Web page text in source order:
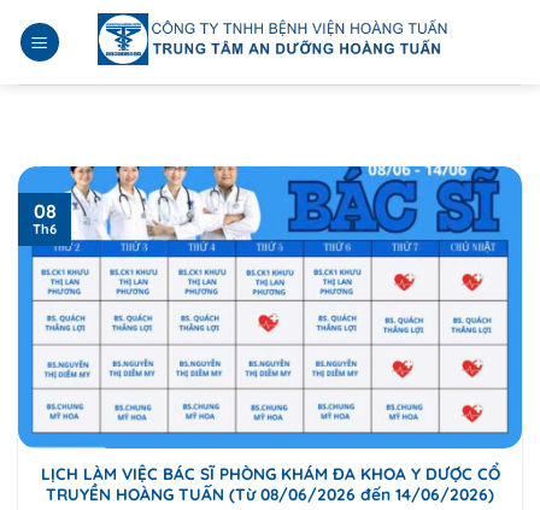
qua
LỊCH LÀM VIỆC BÁC SĨ PHÒNG KHÁM ĐA KHOA Y DƯỢC CỔ
TRUYỀN HOÀNG TUẤN (Từ 08/06/2026 đến 14/06/2026)
08
Th6